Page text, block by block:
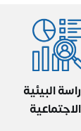
البيئية